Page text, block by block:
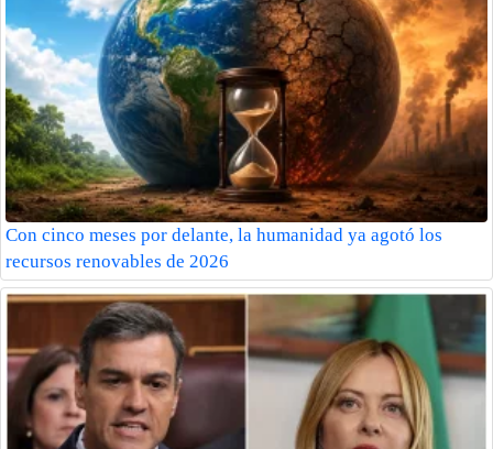
Con cinco meses por delante, la humanidad ya agotó los
recursos renovables de 2026